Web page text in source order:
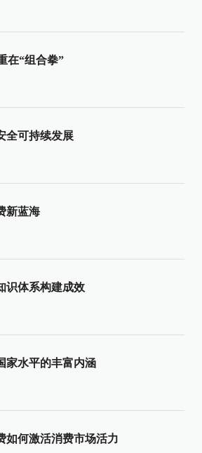
在“组合拳”
全可持续发展
新蓝海
识体系构建成效
家水平的丰富内涵
如何激活消费市场活力